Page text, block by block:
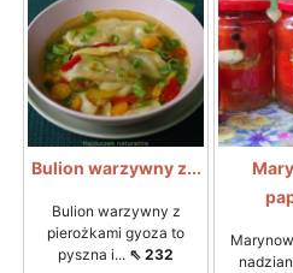
Bulion warzywny z...
Bulion warzywny z
pierożkami gyoza to
pyszna i... ⇖ 232